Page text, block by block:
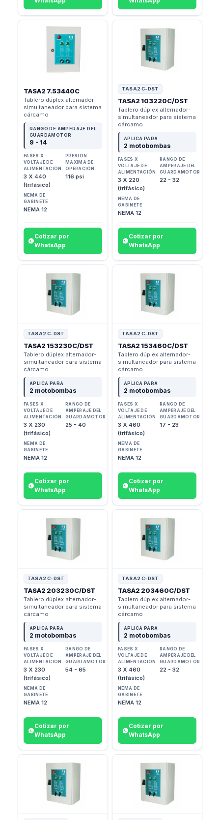
TASA2 7.53440C
Tablero dúplex alternador-
simultaneador para sistema
cárcamo
RANGO DE AMPERAJE DEL
GUARDAMOTOR
9 - 14
FASES X
VOLTAJE DE
ALIMENTACIÓN
3 X 440
(trifásico)
PRESIÓN
MÁXIMA DE
OPERACIÓN
116 psi
NEMA DE
GABINETE
NEMA 12
Cotizar por
WhatsApp
TASA2 C-DST
TASA2 103220C/DST
Tablero dúplex alternador-
simultaneador para sistema
cárcamo
APLICA PARA
2 motobombas
FASES X
VOLTAJE DE
ALIMENTACIÓN
3 X 220
(trifásico)
RANGO DE
AMPERAJE DEL
GUARDAMOTOR
22 - 32
NEMA DE
GABINETE
NEMA 12
Cotizar por
WhatsApp
TASA2 C-DST
TASA2 153230C/DST
Tablero dúplex alternador-
simultaneador para sistema
cárcamo
APLICA PARA
2 motobombas
FASES X
VOLTAJE DE
ALIMENTACIÓN
3 X 230
(trifásico)
RANGO DE
AMPERAJE DEL
GUARDAMOTOR
25 - 40
NEMA DE
GABINETE
NEMA 12
Cotizar por
WhatsApp
TASA2 C-DST
TASA2 153460C/DST
Tablero dúplex alternador-
simultaneador para sistema
cárcamo
APLICA PARA
2 motobombas
FASES X
VOLTAJE DE
ALIMENTACIÓN
3 X 460
(trifásico)
RANGO DE
AMPERAJE DEL
GUARDAMOTOR
17 - 23
NEMA DE
GABINETE
NEMA 12
Cotizar por
WhatsApp
TASA2 C-DST
TASA2 203230C/DST
Tablero dúplex alternador-
simultaneador para sistema
cárcamo
APLICA PARA
2 motobombas
FASES X
VOLTAJE DE
ALIMENTACIÓN
3 X 230
(trifásico)
RANGO DE
AMPERAJE DEL
GUARDAMOTOR
54 - 65
NEMA DE
GABINETE
NEMA 12
Cotizar por
WhatsApp
TASA2 C-DST
TASA2 203460C/DST
Tablero dúplex alternador-
simultaneador para sistema
cárcamo
APLICA PARA
2 motobombas
FASES X
VOLTAJE DE
ALIMENTACIÓN
3 X 460
(trifásico)
RANGO DE
AMPERAJE DEL
GUARDAMOTOR
22 - 32
NEMA DE
GABINETE
NEMA 12
Cotizar por
WhatsApp